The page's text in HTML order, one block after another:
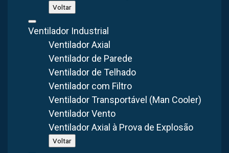
Voltar
Ventilador Industrial
Ventilador Axial
Ventilador de Parede
Ventilador de Telhado
Ventilador com Filtro
Ventilador Transportável (Man Cooler)
Ventilador Vento
Ventilador Axial à Prova de Explosão
Voltar
Insuflador de ar 16 jun 2025
ventilaçãoindustrialcom ar filtrado
ventilação e exaustãode ambientes fechados que utiliza
insufladores com filtros que removem partículas e
contaminantes do ar, garantindo a qualidade do ar no